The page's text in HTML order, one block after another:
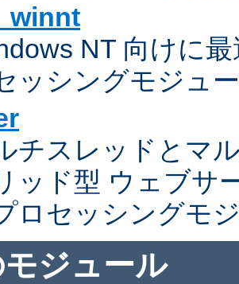
NT 向けに
ッシングモジュ
チスレッドとマ
ッド型 ウェブサ
ロセッシングモ
ジュール